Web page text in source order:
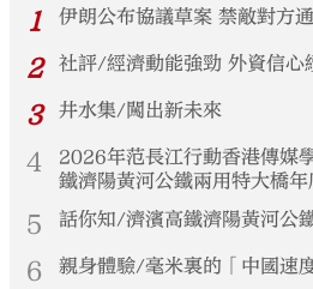
1
伊朗公布協議草案 禁敵對方
2 社評/經濟動能強勁 外資信心
3 井水集/闖出新未來
4
2026年范長江行動香港傳媒
鐵濟陽黃河公鐵兩用特大橋
港生見證大國基建實力
5 話你知/濟濱高鐵濟陽黃河公
6 親身體驗/毫米裏的「中國速度